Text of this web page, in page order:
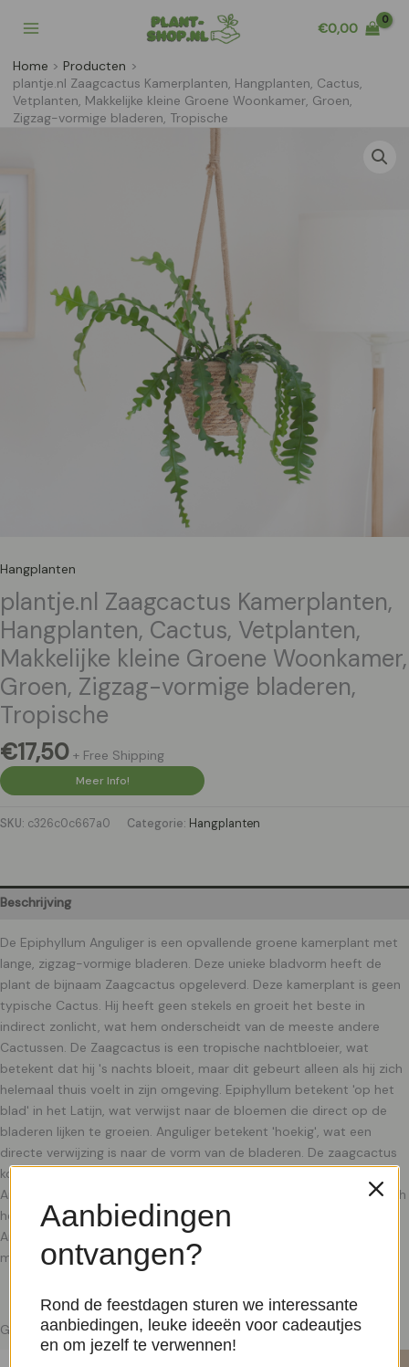
naar
inhoud
€0,00
Home
Producten
plantje.nl Zaagcactus Kamerplanten, Hangplanten, Cactus,
Vetplanten, Makkelijke kleine Groene Woonkamer, Groen,
Zigzag-vormige bladeren, Tropische
Hangplanten
plantje.nl Zaagcactus Kamerplanten,
Hangplanten, Cactus, Vetplanten,
Makkelijke kleine Groene Woonkamer,
Groen, Zigzag-vormige bladeren,
Tropische
€17,50 + Free Shipping
Meer Info!
SKU: c326c0c667a0 Categorie: Hangplanten
Beschrijving
De Epiphyllum Anguliger is een opvallende groene kamerplant met
lange, zigzag-vormige bladeren. Deze unieke bladvorm heeft de
plant de bijnaam Zaagcactus opgeleverd. Deze kamerplant is geen
typische Cactus. Hij heeft geen stekels en groeit het beste in
indirect zonlicht, wat hem onderscheidt van de meeste andere
Cactussen. De Zaagcactus is een tropische nachtbloeier, wat
betekent dat hij 's nachts bloeit, maar dit gebeurt alleen als hij zich
helemaal thuis voelt in zijn omgeving. Epiphyllum betekent 'op het
blad' in het Latijn, wat verwijst naar de bloemen die direct op de
bladeren lijken te groeien. Anguliger betekent 'hoekig', wat een
directe verwijzing is naar de vorm van de bladeren. De zaagcactus
komt oorspronkelijk uit de tropische regenwouden van Zuid-
Amerika. In deze vochtige en schaduwrijke omgevingen voelt hij zich
het meest thuis. Verzorging De verzorging van de Epiphyllum
Anguliger is niet moeilijk. Deze kamerplant heeft maar één keer per
maand wat plantenvoeding nodig. Het
Gerelateerde producten
Aanbiedingen
ontvangen?
Rond de feestdagen sturen we interessante
aanbiedingen, leuke ideeën voor cadeautjes
en om jezelf te verwennen!